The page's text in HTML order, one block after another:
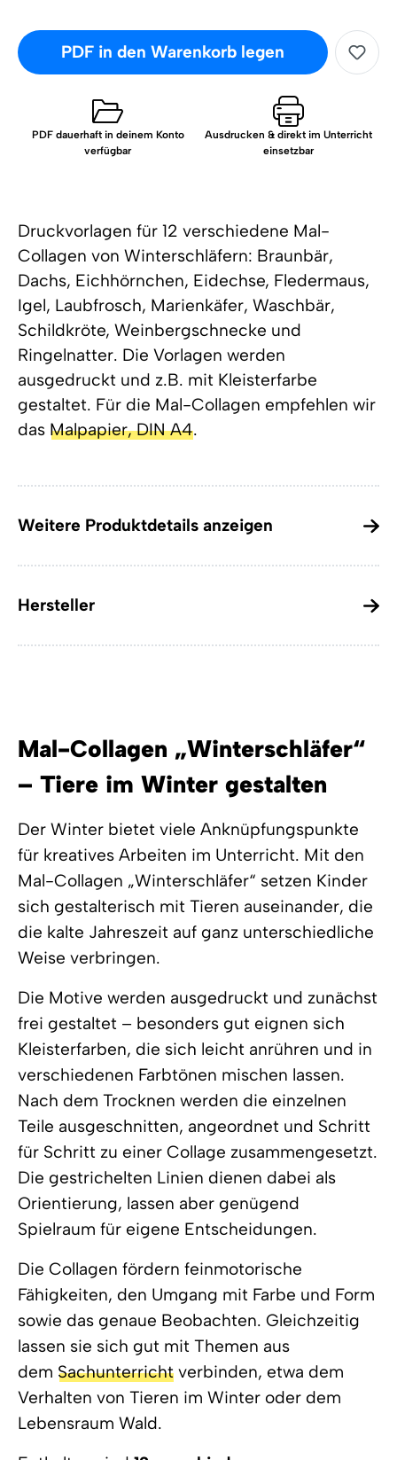
Druckvorlagen für 12 verschiedene Mal-
Collagen von Winterschläfern: Braunbär,
Dachs, Eichhörnchen, Eidechse, Fledermaus,
Igel, Laubfrosch, Marienkäfer, Waschbär,
Schildkröte, Weinbergschnecke und
Ringelnatter. Die Vorlagen werden
ausgedruckt und z.B. mit Kleisterfarbe
gestaltet. Für die Mal-Collagen empfehlen wir
das Malpapier, DIN A4.
Weitere Produktdetails anzeigen
Hersteller
Mal-Collagen „Winterschläfer“
– Tiere im Winter gestalten
Der Winter bietet viele Anknüpfungspunkte
für kreatives Arbeiten im Unterricht. Mit den
Mal-Collagen „Winterschläfer“ setzen Kinder
sich gestalterisch mit Tieren auseinander, die
die kalte Jahreszeit auf ganz unterschiedliche
Weise verbringen.
Die Motive werden ausgedruckt und zunächst
frei gestaltet – besonders gut eignen sich
Kleisterfarben, die sich leicht anrühren und in
verschiedenen Farbtönen mischen lassen.
Nach dem Trocknen werden die einzelnen
Teile ausgeschnitten, angeordnet und Schritt
für Schritt zu einer Collage zusammengesetzt.
Die gestrichelten Linien dienen dabei als
Orientierung, lassen aber genügend
Spielraum für eigene Entscheidungen.
Die Collagen fördern feinmotorische
Fähigkeiten, den Umgang mit Farbe und Form
sowie das genaue Beobachten. Gleichzeitig
lassen sie sich gut mit Themen aus
dem Sachunterricht verbinden, etwa dem
Verhalten von Tieren im Winter oder dem
Lebensraum Wald.
PDF in den Warenkorb legen
PDF dauerhaft in deinem Konto
verfügbar
Ausdrucken & direkt im Unterricht
einsetzbar